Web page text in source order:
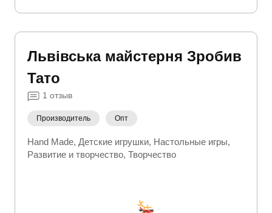
Львівська майстерня Зробив
Тато
1 отзыв
Производитель Опт
Hand Made Детские игрушки Настольные игры
Развитие и творчество Творчество